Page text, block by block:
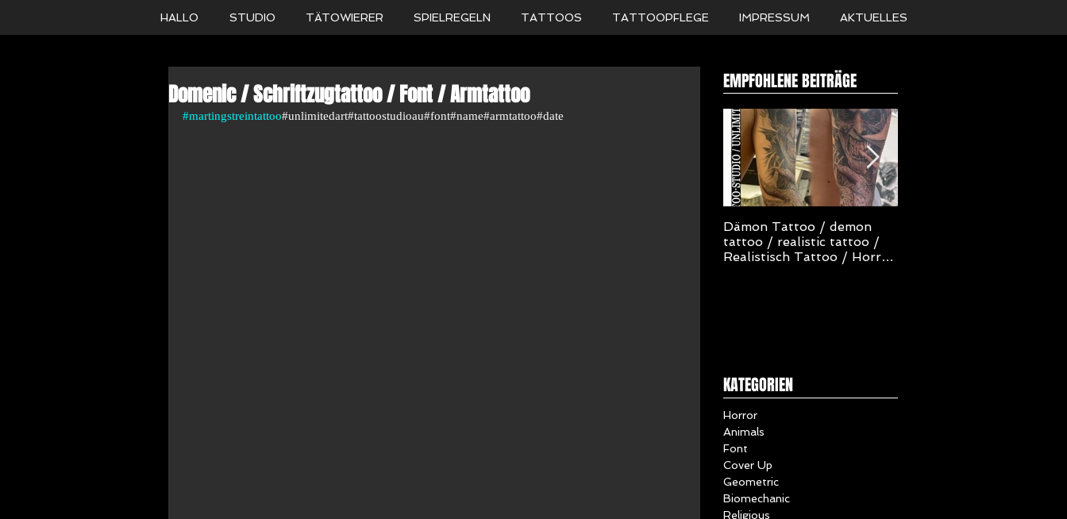
HALLO STUDIO TÄTOWIERER SPIELREGELN TATTOOS TATTOOPFLEGE IMPRESSUM AKTUELLES
Domenic / Schriftzugtattoo / Font / Armtattoo
#martingstreintattoo#unlimitedart#tattoostudioau#font#name#armtattoo#date
EMPFOHLENE BEITRÄGE
Dämon Tattoo / demon
tattoo / realistic tattoo /
Realistisch Tattoo / Horror
KATEGORIEN
Horror
Animals
Font
Cover Up
Geometric
Biomechanic
Religious